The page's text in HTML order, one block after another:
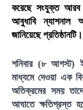
করেছে সংযুক্ত আরব
আবুধাবি ন্যাশনাল
জানিয়েছে প্রতিষ্ঠানটি।
শনিবার (৮ আগস্ট)
মাধ্যমে দেওয়া এক
অতিক্রমের সময়
আঘাতে ক্ষতিগ্রস্ত